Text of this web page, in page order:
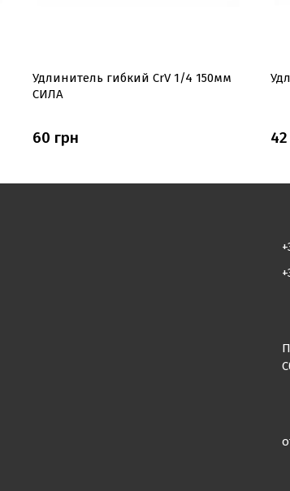
Удлинитель гибкий CrV 1/4 150мм
СИЛА
60 грн